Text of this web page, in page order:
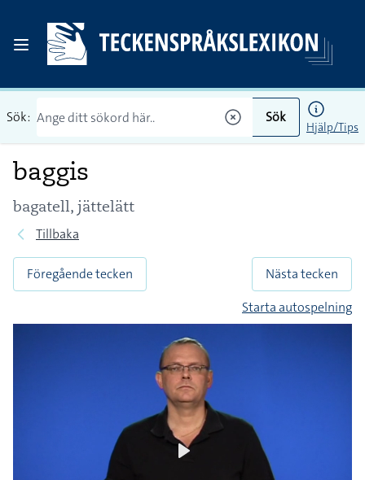
Sök: Sök
Hjälp/Tips
baggis
bagatell, jättelätt
Tillbaka
Föregående tecken
Nästa tecken
Starta autospelning